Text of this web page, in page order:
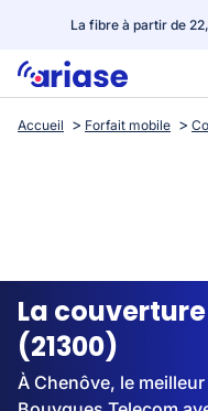
La fibre à partir de
Box internet
Streaming
Accueil Forfait mobile
La
(21300)
À Chenôve, le